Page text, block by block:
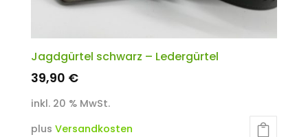
Jagdgürtel schwarz – Ledergürtel
39,90 €
inkl. 20 % MwSt.
plus Versandkosten